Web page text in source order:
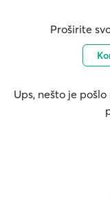
Proširite
Ups, nešto je